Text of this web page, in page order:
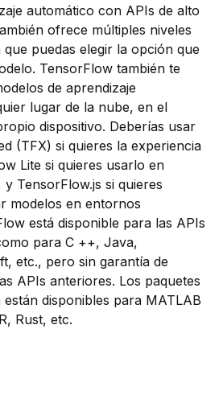
automático con APIs de alto
ofrece múltiples niveles
puedas elegir la opción que
TensorFlow también te
de aprendizaje
lugar de la nube, en el
dispositivo. Deberías usar
(TFX) si quieres la experiencia
Lite si quieres usarlo en
TensorFlow.js si quieres
modelos en entornos
está disponible para las APIs
para C ++, Java,
etc., pero sin garantía de
APIs anteriores. Los paquetes
disponibles para MATLAB
Rust, etc.